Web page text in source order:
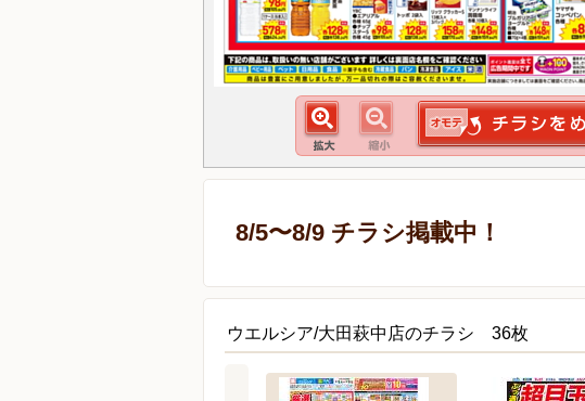
8/5〜8/9 チラシ掲載中！
ウエルシア/大田萩中店のチラシ 36枚